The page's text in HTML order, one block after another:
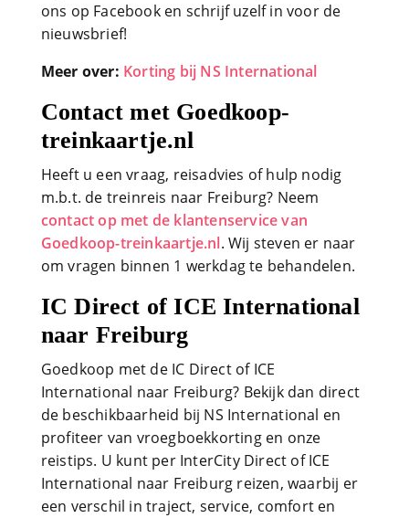
ons op Facebook en schrijf uzelf in voor de
nieuwsbrief!
Meer over: Korting bij NS International
Contact met Goedkoop-
treinkaartje.nl
Heeft u een vraag, reisadvies of hulp nodig
m.b.t. de treinreis naar Freiburg? Neem
contact op met de klantenservice van
Goedkoop-treinkaartje.nl. Wij steven er naar
om vragen binnen 1 werkdag te behandelen.
IC Direct of ICE International
naar Freiburg
Goedkoop met de IC Direct of ICE
International naar Freiburg? Bekijk dan direct
de beschikbaarheid bij NS International en
profiteer van vroegboekkorting en onze
reistips. U kunt per InterCity Direct of ICE
International naar Freiburg reizen, waarbij er
een verschil in traject, service, comfort en